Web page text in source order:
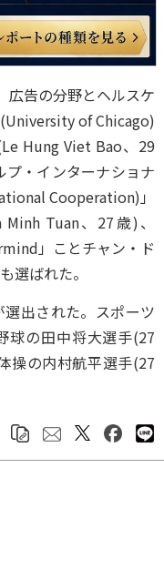
広告の分野とヘルスケ
of Chicago)
Hung Viet Bao、29
・インターナショナ
Cooperation)」
Tuan、27歳)、
」ことチャン・ド
選ばれた。
出された。スポーツ
球の田中将大選手(27
操の内村航平選手(27